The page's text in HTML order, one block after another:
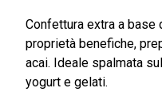
Confettura extra a
proprietà benefiche,
acai. Ideale spalmata
yogurt e gelati.